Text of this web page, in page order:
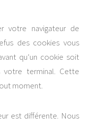
votre navigateur de
des cookies vous
qu’un cookie soit
votre terminal. Cette
moment.
est différente. Nous